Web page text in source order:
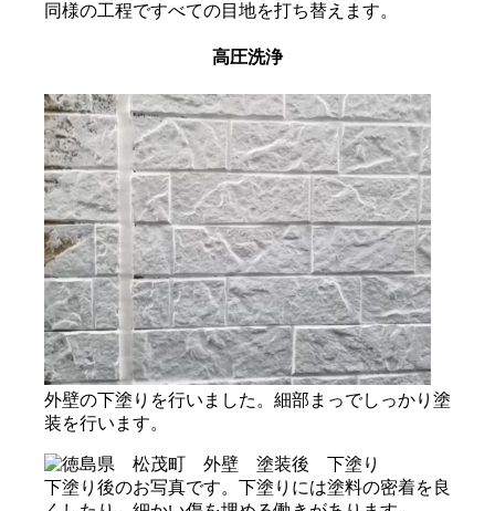
同様の工程ですべての目地を打ち替えます。
高圧洗浄
外壁の下塗りを行いました。細部まっでしっかり塗
装を行います。
下塗り後のお写真です。下塗りには塗料の密着を良